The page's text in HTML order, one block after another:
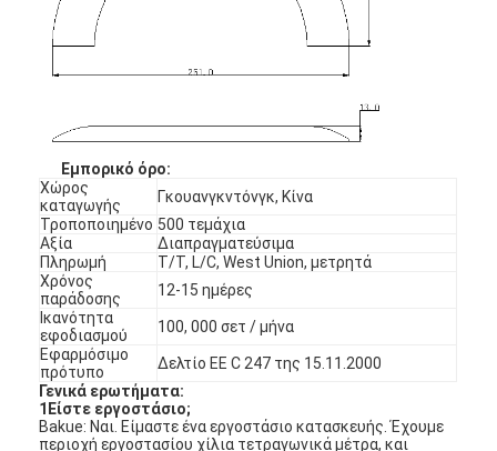
Εμπορικό όρο:
Χώρος
καταγωγής
Γκουανγκντόνγκ, Κίνα
Τροποποιημένο 500 τεμάχια
Αξία
Διαπραγματεύσιμα
Πληρωμή
Τ/Τ, L/C, West Union, μετρητά
Χρόνος
παράδοσης
12-15 ημέρες
Ικανότητα
εφοδιασμού
100, 000 σετ / μήνα
Εφαρμόσιμο
πρότυπο
Δελτίο ΕΕ C 247 της 15.11.2000
Γενικά ερωτήματα:
1Είστε εργοστάσιο;
Bakue: Ναι. Είμαστε ένα εργοστάσιο κατασκευής. Έχουμε
περιοχή εργοστασίου χίλια τετραγωνικά μέτρα, και